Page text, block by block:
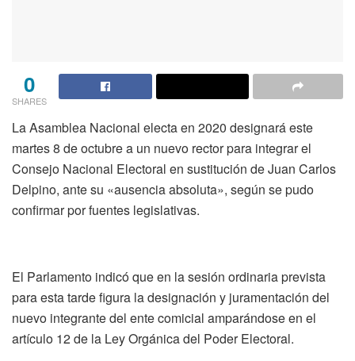
0
SHARES
La Asamblea Nacional electa en 2020 designará este
martes 8 de octubre a un nuevo rector para integrar el
Consejo Nacional Electoral en sustitución de Juan Carlos
Delpino, ante su «ausencia absoluta», según se pudo
confirmar por fuentes legislativas.
El Parlamento indicó que en la sesión ordinaria prevista
para esta tarde figura la designación y juramentación del
nuevo integrante del ente comicial amparándose en el
artículo 12 de la Ley Orgánica del Poder Electoral.